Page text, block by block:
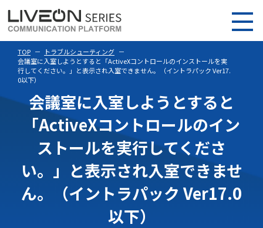
TOP
トラブルシューティング
会議室に入室しようとすると「ActiveXコントロールのインストールを実
行してください。」と表示され入室できません。（イントラパック Ver17.
0以下）
会議室に入室しようとすると
「ActiveXコントロールのイン
ストールを実行してくださ
い。」と表示され入室できませ
ん。（イントラパック Ver17.0
以下）